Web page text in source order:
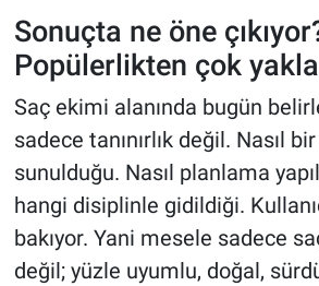
Sonuçta ne öne
Popülerlikten çok
Saç ekimi alanında bugün
sadece tanınırlık değil. Nasıl
sunulduğu. Nasıl planlama
hangi disiplinle gidildiği.
bakıyor. Yani mesele sadece
değil; yüzle uyumlu, doğal,